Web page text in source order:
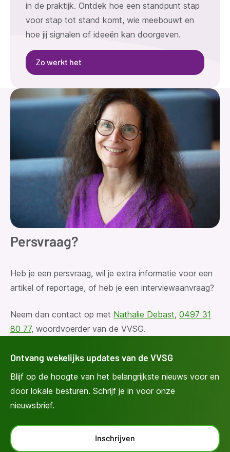
in de praktijk. Ontdek hoe een standpunt stap
voor stap tot stand komt, wie meebouwt en
hoe jij signalen of ideeën kan doorgeven.
Zo werkt het
Persvraag?
Heb je een persvraag, wil je extra informatie voor een
artikel of reportage, of heb je een interviewaanvraag?
Neem dan contact op met Nathalie Debast, 0497 31
80 77, woordvoerder van de VVSG.
Ontvang wekelijks updates van de VVSG
Blijf op de hoogte van het belangrijkste nieuws voor en
door lokale besturen. Schrijf je in voor onze
nieuwsbrief.
Inschrijven